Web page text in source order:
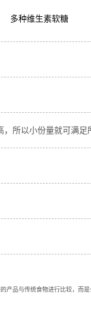
多种维生素软糖
，所以小份量就可满足
产品与传统食物进行比较，而